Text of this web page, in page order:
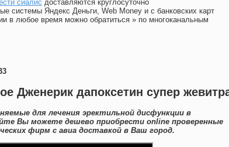
сиалис доставляются круглосуточно
системы Яндекс Деньги, Web Money и с банковских карт
в любое время можно обратиться » по многоканальным
Дженерик дапоксетин супер
для лечения эректильной дисфункции в
Вы можете дешево приобрести online проверенные
фирм с авиа доставкой в Ваш город.